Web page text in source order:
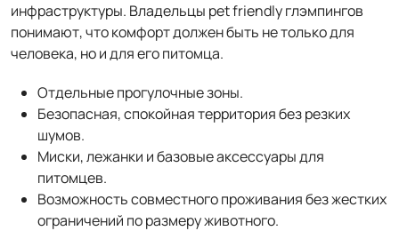
инфраструктуры. Владельцы pet friendly глэмпингов
понимают, что комфорт должен быть не только для
человека, но и для его питомца.
Отдельные прогулочные зоны.
Безопасная, спокойная территория без резких
шумов.
Миски, лежанки и базовые аксессуары для
питомцев.
Возможность совместного проживания без жестких
ограничений по размеру животного.